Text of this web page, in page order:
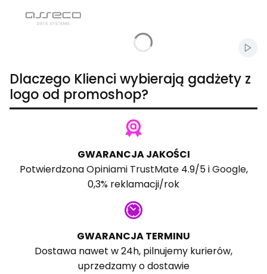
Dlaczego Klienci wybierają gadżety z
logo od promoshop?
GWARANCJA JAKOŚCI
PotwierdzonaOpiniami TrustMate4.9/5 iGoogle,
0,3% reklamacji/rok
GWARANCJA TERMINU
Dostawa nawet w 24h, pilnujemy kurierów,
uprzedzamy o dostawie